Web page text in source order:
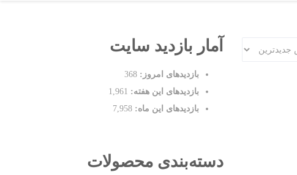
آمار بازدید سایت
بازدیدهای امروز:368
بازدیدهای این هفته: 1,961
بازدیدهای این ماه:7,958
دسته‌بندی محصولات